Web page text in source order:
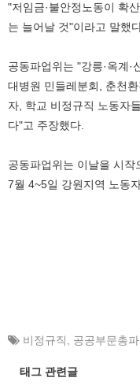
"저임금·불안정노동이 확
는 늘어날 것"이라고 말했
공동파업위는 "강릉·옥계·
대병원 민들레분회, 춘천
자, 학교 비정규직 노동자
다"고 주장했다.
공동파업위는 이날을 시
7월 4~5일 강원지역 노동
비정규직 공공부문총파
태그 관련글